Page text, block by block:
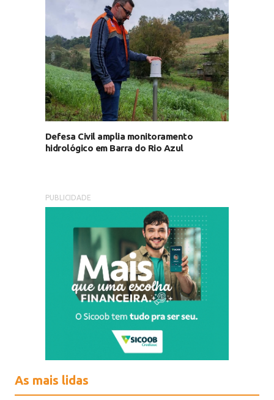
Defesa Civil amplia monitoramento
hidrológico em Barra do Rio Azul
PUBLICIDADE
As mais lidas